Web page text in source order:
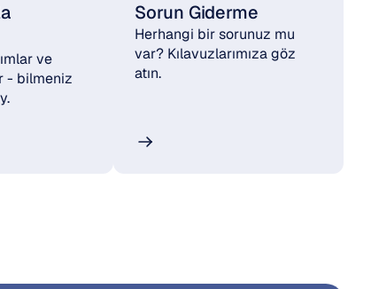
ve
- bilmeniz
Sorun Giderme
Herhangi bir sorunuz mu
var? Kılavuzlarımıza göz
atın.